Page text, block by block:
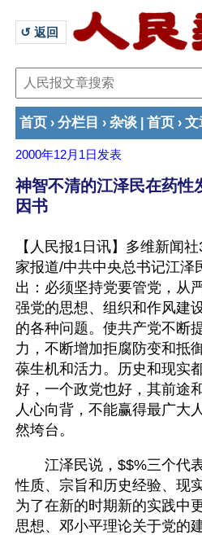
↺ 返回
首页 › 分栏目 › 杂谈 首页 › 文
2000年12月1日 发表
神智不清的江泽民在药性
因书
【人民报1日讯】多维新闻
家报道/中共中央总书记江泽
出：必须坚持党要管党，从
强党的思想、组织和作风建
的各种问题。使共产党不断
力，不断增加拒腐防变和抵
葆生机和活力。历史和现实
好，一个政党也好，其前途
人心向背，不能赢得最广大
然垮台。
江泽民说，$$%三个代表
性质、宗旨和历史经验、现
为了在新的时期新的实践中
思想、邓小平理论关于党的